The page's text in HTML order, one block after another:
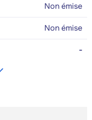
Non émise
Non émise
-